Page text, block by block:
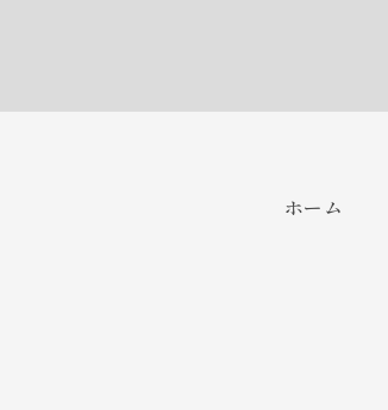
ホーム